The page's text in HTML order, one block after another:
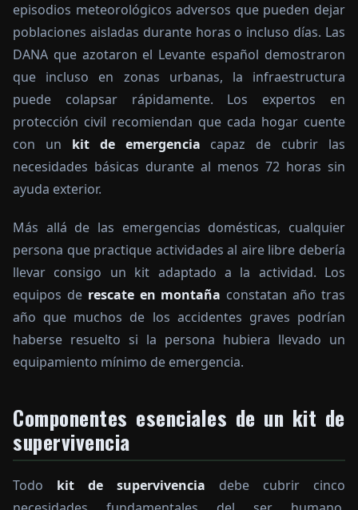
episodios meteorológicos adversos que pueden dejar
poblaciones aisladas durante horas o incluso días. Las
DANA que azotaron el Levante español demostraron
que incluso en zonas urbanas, la infraestructura
puede colapsar rápidamente. Los expertos en
protección civil recomiendan que cada hogar cuente
con un kit de emergencia capaz de cubrir las
necesidades básicas durante al menos 72 horas sin
ayuda exterior.
Más allá de las emergencias domésticas, cualquier
persona que practique actividades al aire libre debería
llevar consigo un kit adaptado a la actividad. Los
equipos de rescate en montaña constatan año tras
año que muchos de los accidentes graves podrían
haberse resuelto si la persona hubiera llevado un
equipamiento mínimo de emergencia.
Componentes esenciales de un kit de
supervivencia
Todo kit de supervivencia debe cubrir cinco